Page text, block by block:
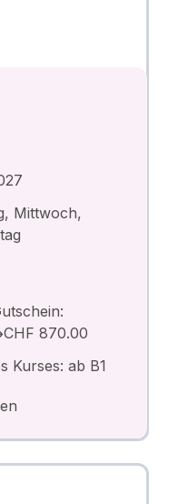
Mittwoch,
CHF 870.00
Kurses: ab B1